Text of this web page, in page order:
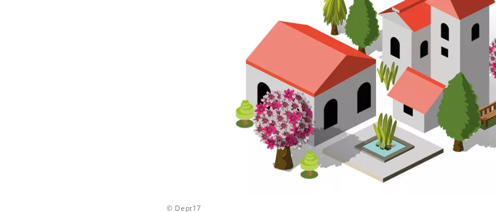
© Dept17